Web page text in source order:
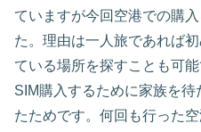
ていますが今回空港での購
た。理由は一人旅であれば
ている場所を探すことも可
SIM購入するために家族を
たためです。何回も行った